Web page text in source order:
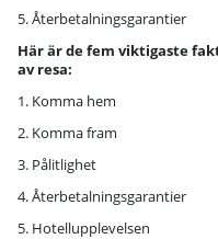
5. Återbetalningsgarantier
Här är de fem viktigaste
av resa:
1. Komma hem
2. Komma fram
3. Pålitlighet
4. Återbetalningsgarantier
5. Hotellupplevelsen